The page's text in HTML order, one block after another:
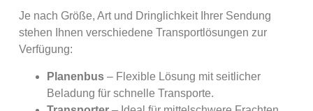
Je nach Größe, Art und Dringlichkeit Ihrer Sendung
stehen Ihnen verschiedene Transportlösungen zur
Verfügung:
Planenbus– Flexible Lösung mit seitlicher
Beladung für schnelle Transporte.